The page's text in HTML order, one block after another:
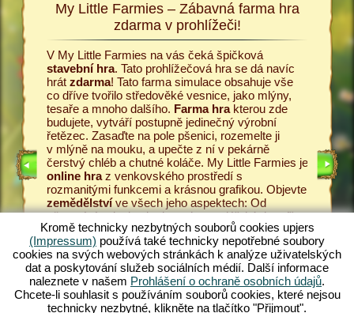
a k
My Little Farmies – Zábavná farma hra
zdarma v prohlížeči!
V My Little Farmies na vás čeká špičková
stavební hra. Tato prohlížečová hra se dá navíc
hrát zdarma! Tato farma simulace obsahuje vše
co dříve tvořilo středověké vesnice, jako mlýny,
tesaře a mnoho dalšího. Farma hrakterou zde
budujete, vytváří postupně jedinečný výrobní
řetězec. Zasaďte na pole pšenici, rozemelte ji
v mlýně na mouku, a upečte z ní v pekárně
čerstvý chléb a chutné koláče. My Little Farmies je
online hraz venkovského prostředí s
rozmanitými funkcemi a krásnou grafikou. Objevte
zemědělstvíve všech jeho aspektech: Od
pěstování zeleniny k chovu hospodářských zvířat.
Setkáte se s tradičnímihospodářskými zvířaty,
jako je prase kadeřavé Mangalica nebo nádherná
hedvábnička bílá Vytvářejte dechberoucí rozkvetlé
krajiny v My Little Farmies – hraj nyní zdarma.
Nejlepší online hrav prohlížeči!
Vše
Little
nabízí i
kvalitní
hryv
vámi
řetězec
zdarma
Kromě technicky nezbytných souborů cookies upjers
(Impressum) používá také technicky nepotřebné soubory
cookies na svých webových stránkách k analýze uživatelských
dat a poskytování služeb sociálních médií. Další informace
naleznete v našem Prohlášení o ochraně osobních údajů.
Chcete-li souhlasit s používáním souborů cookies, které nejsou
technicky nezbytné, klikněte na tlačítko "Přijmout".